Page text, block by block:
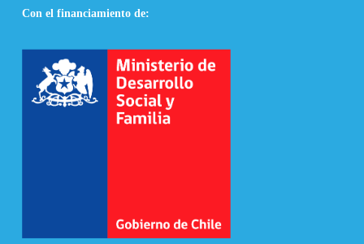
Con el financiamiento de: